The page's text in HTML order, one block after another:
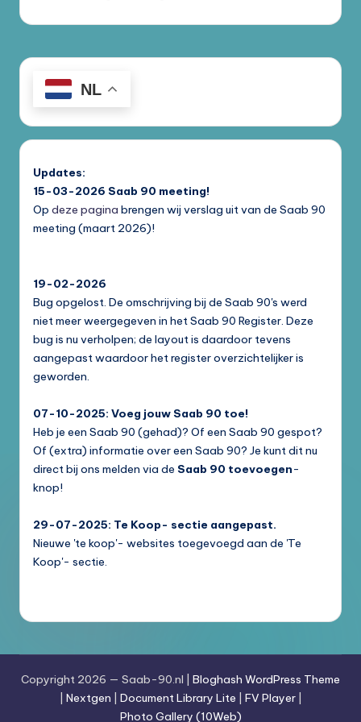
NL
Updates:
15-03-2026 Saab 90 meeting!
Op deze pagina brengen wij verslag uit van de Saab 90
meeting (maart 2026)!
19-02-2026
Bug opgelost. De omschrijving bij de Saab 90's werd
niet meer weergegeven in het Saab 90 Register. Deze
bug is nu verholpen; de layout is daardoor tevens
aangepast waardoor het register overzichtelijker is
geworden.
07-10-2025: Voeg jouw Saab 90 toe!
Heb je een Saab 90 (gehad)? Of een Saab 90 gespot?
Of (extra) informatie over een Saab 90? Je kunt dit nu
direct bij ons melden via de Saab 90 toevoegen-
knop!
29-07-2025: Te Koop- sectie aangepast.
Nieuwe 'te koop'- websites toegevoegd aan de 'Te
Koop'- sectie.
Copyright 2026 — Saab-90.nl | Bloghash WordPress Theme
Nextgen Document Library Lite FV Player|
Photo Gallery (10Web)